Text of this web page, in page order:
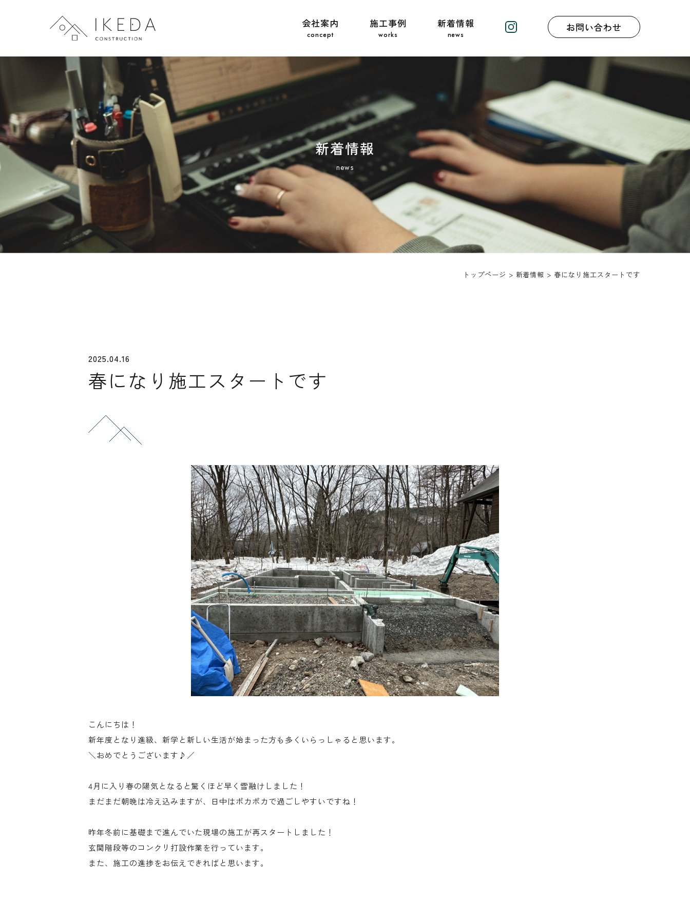
会社案内 施工事例 新着情報 お問い合わせ
新着情報
トップページ > 新着情報 > 春になり施工スタートです
2025.04.16
春になり施工スタートです
こんにちは！
新年度となり進級、新学と新しい生活が始まった方も多くいらっしゃると思います。
＼おめでとうございます♪／
4月に入り春の陽気となると驚くほど早く雪融けしました！
まだまだ朝晩は冷え込みますが、日中はポカポカで過ごしやすいですね！
昨年冬前に基礎まで進んでいた現場の施工が再スタートしました！
玄関階段等のコンクリ打設作業を行っています。
また、施工の進捗をお伝えできればと思います。